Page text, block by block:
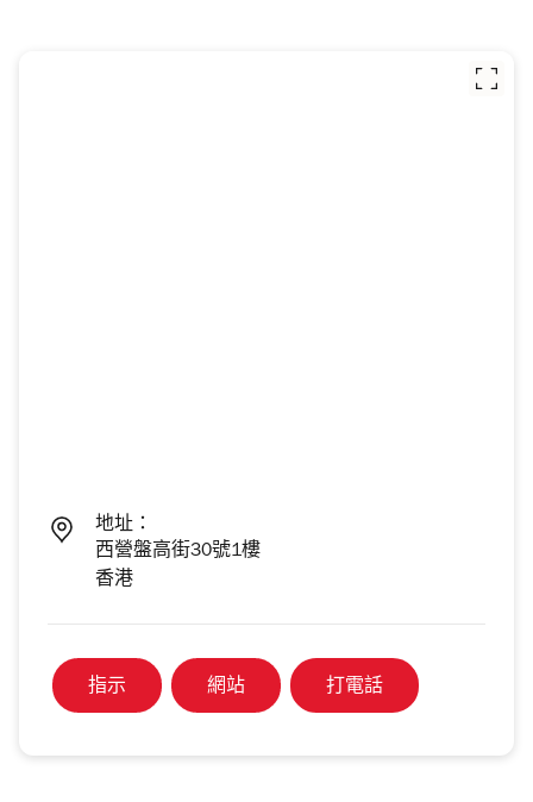
地址：
西營盤高街30號1樓
香港
指示 網站 打電話